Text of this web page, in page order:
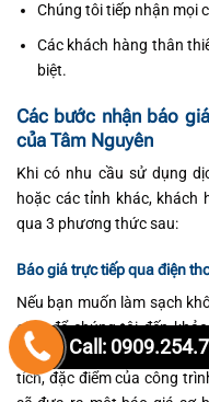
Chúng tôi tiếp nhận mọi
Các khách hàng thân
biệt.
Các bước nhận báo
của Tâm Nguyên
Khi có nhu cầu sử dụng
hoặc các tỉnh khác,
qua 3 phương thức sau:
Báo giá trực tiếp qua điện
Nếu bạn muốn làm sạch
gian để chúng tôi đến
thoại. Khách hàng chỉ cần
tích, đặc điểm của công
Call: